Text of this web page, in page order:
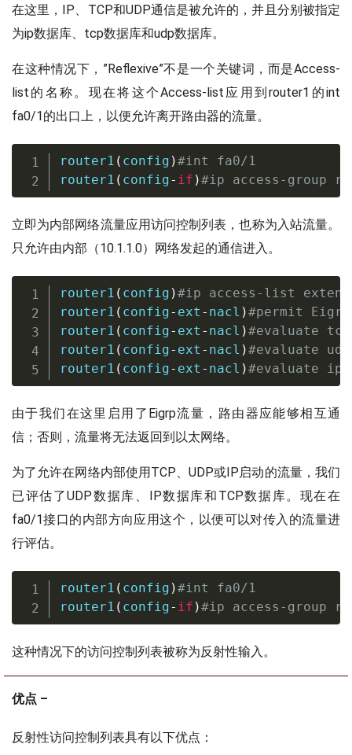
在这里，IP、TCP和UDP通信是被允许的，并且分别被指定
为ip数据库、tcp数据库和udp数据库。
在这种情况下，”Reflexive”不是一个关键词，而是Access-
list的名称。现在将这个Access-list应用到router1的int
fa0/1的出口上，以便允许离开路由器的流量。
router1 ( config )#int fa0/1
router1 ( config- if )#ip access-group
立即为内部网络流量应用访问控制列表，也称为入站流量。
只允许由内部（10.1.1.0）网络发起的通信进入。
router1 ( config )#ip access-list
router1 ( config- ext - nacl )#permit
router1 ( config- ext - nacl )#evaluate
router1 ( config- ext - nacl )#evaluate
router1 ( config- ext - nacl )#evaluate
由于我们在这里启用了Eigrp流量，路由器应能够相互通
信；否则，流量将无法返回到以太网络。
为了允许在网络内部使用TCP、UDP或IP启动的流量，我们
已评估了UDP数据库、IP数据库和TCP数据库。现在在
fa0/1接口的内部方向应用这个，以便可以对传入的流量进
行评估。
router1 ( config )#int fa0/1
router1 ( config- if )#ip access-group
这种情况下的访问控制列表被称为反射性输入。
优点 –
反射性访问控制列表具有以下优点：